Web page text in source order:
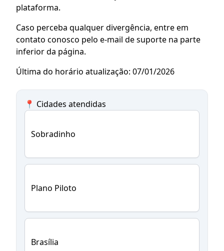
plataforma.
Caso perceba qualquer divergência, entre em
contato conosco pelo e-mail de suporte na parte
inferior da página.
Última do horário atualização: 07/01/2026
📍 Cidades atendidas
Sobradinho
Plano Piloto
Brasília